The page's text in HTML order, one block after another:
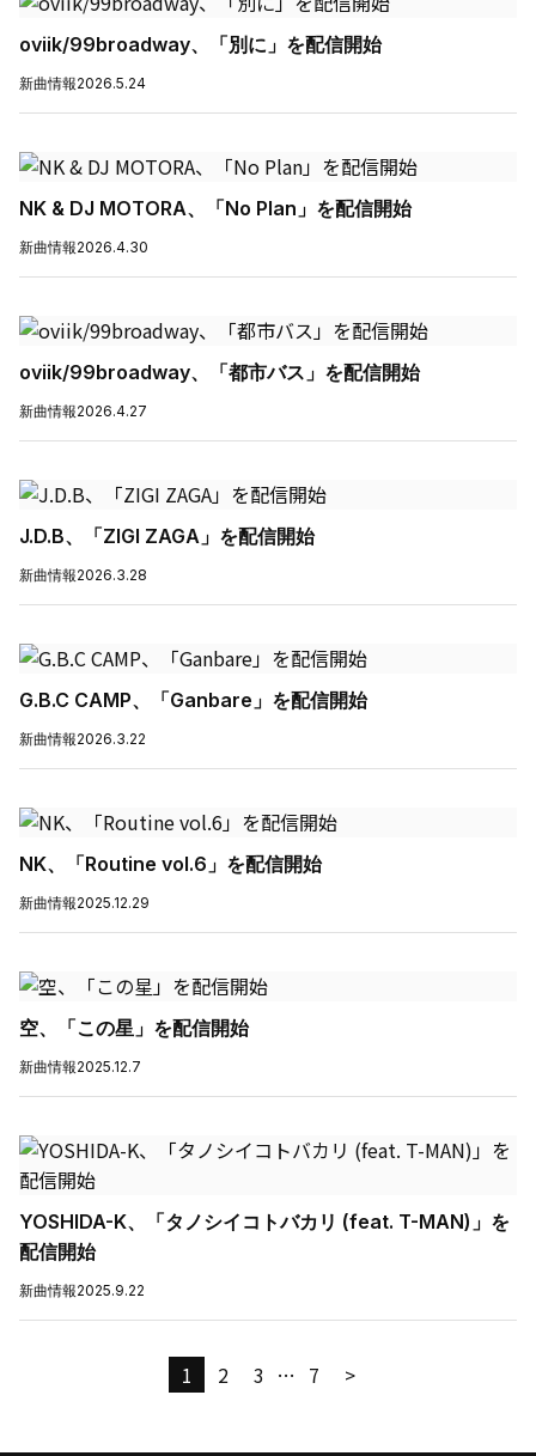
oviik/99broadway、「別に」を配信開始
新曲情報2026.5.24
NK & DJ MOTORA、「No Plan」を配信開始
新曲情報2026.4.30
oviik/99broadway、「都市バス」を配信開始
新曲情報2026.4.27
J.D.B、「ZIGI ZAGA」を配信開始
新曲情報2026.3.28
G.B.C CAMP、「Ganbare」を配信開始
新曲情報2026.3.22
NK、「Routine vol.6」を配信開始
新曲情報2025.12.29
空、「この星」を配信開始
新曲情報2025.12.7
YOSHIDA-K、「タノシイコトバカリ (feat. T-MAN)」を
配信開始
新曲情報2025.9.22
1 2 3 … 7 >